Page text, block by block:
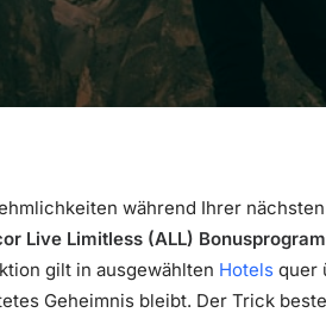
während Ihrer
Live Limitless (ALL)
gilt in ausgewählten Hotels quer
Geheimnis bleibt. Der Trick